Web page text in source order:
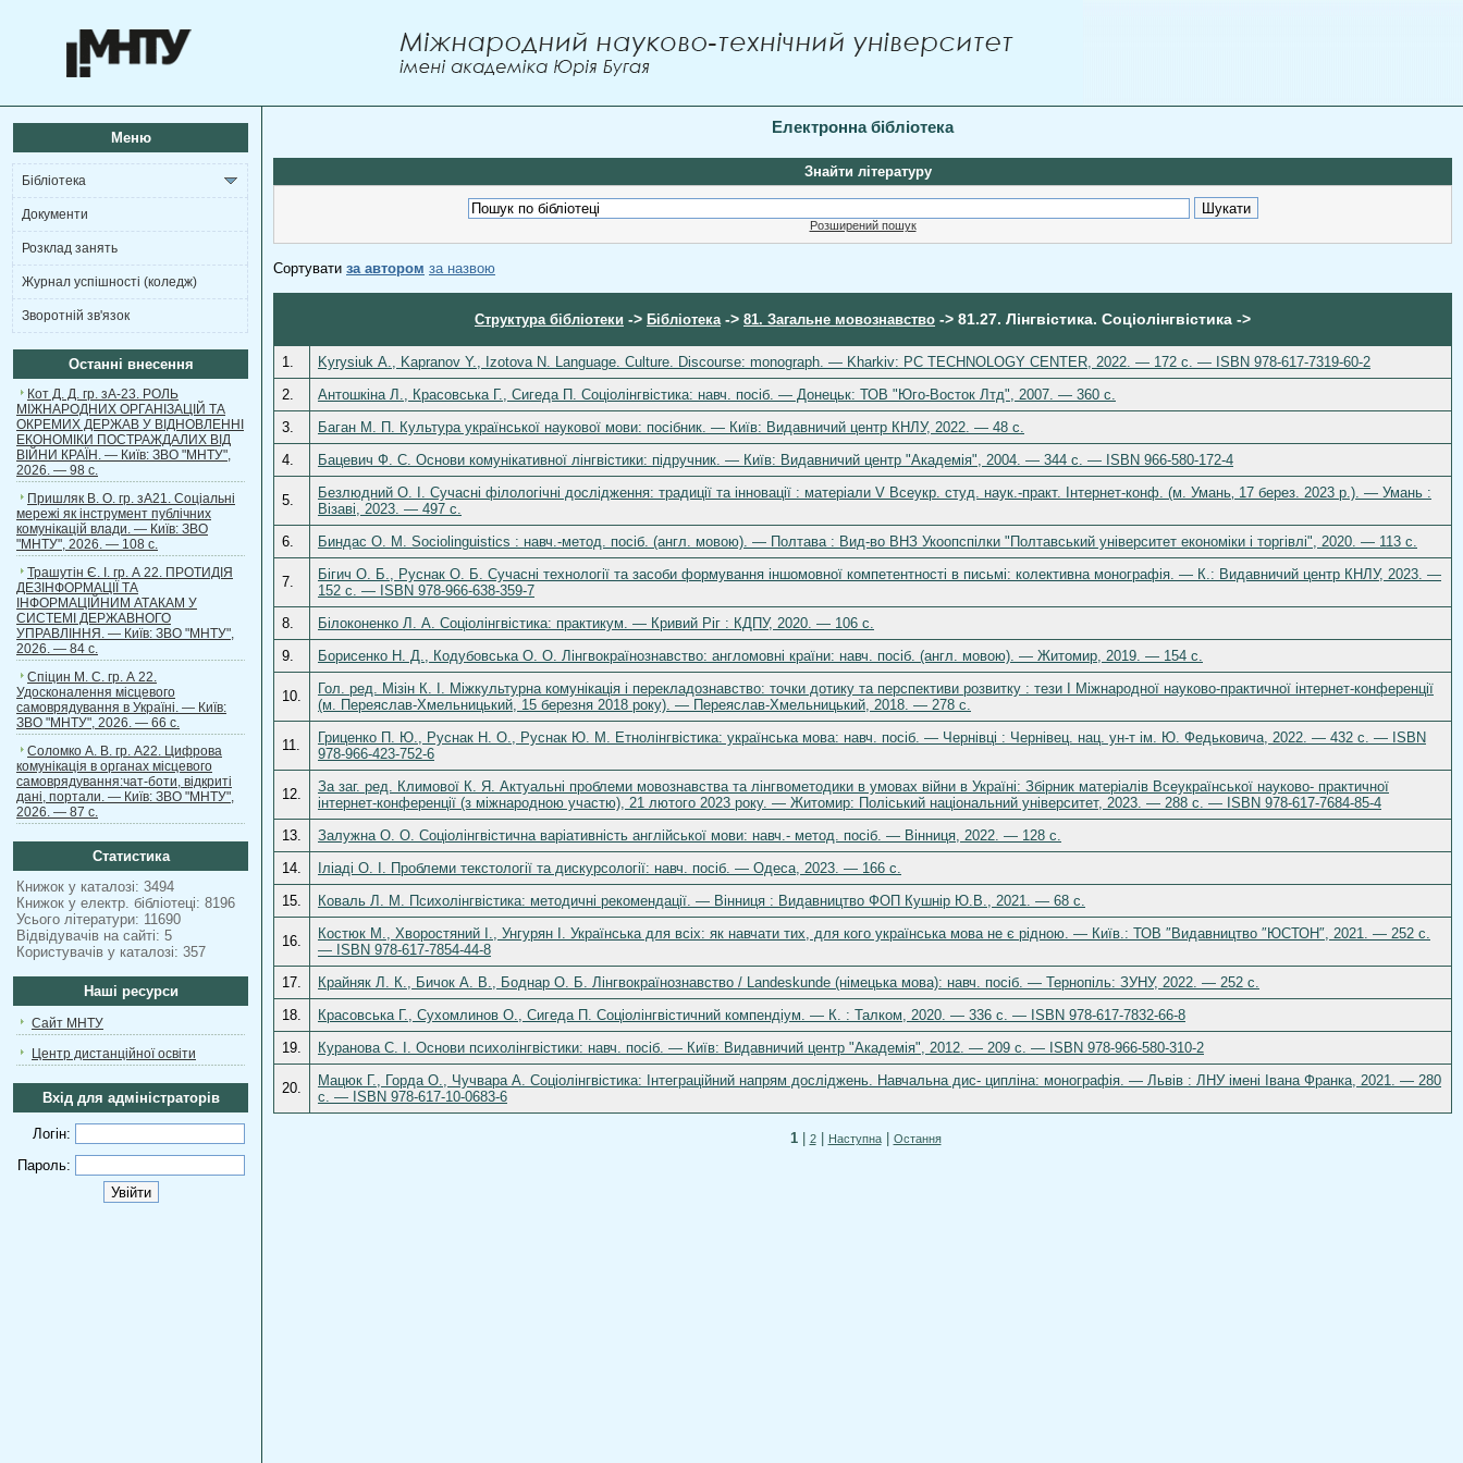
Меню
Бібліотека
Документи
Розклад занять
Журнал успішності (коледж)
Зворотній зв'язок
Останні внесення
Кот Д. Д. гр. зА-23. РОЛЬ
МІЖНАРОДНИХ ОРГАНІЗАЦІЙ ТА
ОКРЕМИХ ДЕРЖАВ У ВІДНОВЛЕННІ
ЕКОНОМІКИ ПОСТРАЖДАЛИХ ВІД
ВІЙНИ КРАЇН. — Київ: ЗВО "МНТУ",
2026. — 98 с.
Пришляк В. О. гр. зА21. Соціальні
мережі як інструмент публічних
комунікацій влади. — Київ: ЗВО
"МНТУ", 2026. — 108 с.
Трашутін Є. І. гр. А 22. ПРОТИДІЯ
ДЕЗІНФОРМАЦІЇ ТА
ІНФОРМАЦІЙНИМ АТАКАМ У
СИСТЕМІ ДЕРЖАВНОГО
УПРАВЛІННЯ. — Київ: ЗВО "МНТУ",
2026. — 84 с.
Спіцин М. С. гр. А 22.
Удосконалення місцевого
самоврядування в Україні. — Київ:
ЗВО "МНТУ", 2026. — 66 с.
Соломко А. В. гр. А22. Цифрова
комунікація в органах місцевого
самоврядування:чат-боти, відкриті
дані, портали. — Київ: ЗВО "МНТУ",
2026. — 87 с.
Статистика
Книжок у каталозі: 3494
Книжок у електр. бібліотеці: 8196
Усього літератури: 11690
Відвідувачів на сайті: 5
Користувачів у каталозі: 357
Наші ресурси
Сайт МНТУ
Центр дистанційної освіти
Вхід для адміністраторів
Логін:
Пароль:
Електронна бібліотека
Знайти літературу
Розширений пошук
Сортувати за автором за назвою
Структура бібліотеки -> Бібліотека -> 81. Загальне мовознавство -> 81.27. Лінгвістика. Соціолінгвістика ->
1.
Kyrysiuk А., Kapranov Y., Izotova N. Language. Culture. Discourse: monograph. — Kharkiv: PC TECHNOLOGY CENTER, 2022. — 172 с. — ISBN 978-617-7319-60-2
2.
Антошкіна Л., Красовська Г., Сигеда П. Соціолінгвістика: навч. посіб. — Донецьк: ТОВ "Юго-Восток Лтд", 2007. — 360 с.
3.
Баган М. П. Культура української наукової мови: посібник. — Київ: Видавничий центр КНЛУ, 2022. — 48 с.
4.
Бацевич Ф. С. Основи комунікативної лінгвістики: підручник. — Київ: Видавничий центр "Академія", 2004. — 344 с. — ISBN 966-580-172-4
5.
Безлюдний О. І. Сучасні філологічні дослідження: традиції та інновації : матеріали V Всеукр. студ. наук.-практ. Інтернет-конф. (м. Умань‚ 17 берез. 2023 р.). — Умань :
Візаві, 2023. — 497 c.
6.
Биндас О. М. Sociolinguistics : навч.-метод. посіб. (англ. мовою). — Полтава : Вид-во ВНЗ Укоопспілки "Полтавський університет економіки і торгівлі", 2020. — 113 с.
7.
Бігич О. Б., Руснак О. Б. Сучасні технології та засоби формування іншомовної компетентності в письмі: колективна монографія. — К.: Видавничий центр КНЛУ, 2023. —
152 с. — ISBN 978-966-638-359-7
8.
Білоконенко Л. А. Соціолінгвістика: практикум. — Кривий Ріг : КДПУ, 2020. — 106 с.
9.
Борисенко Н. Д., Кодубовська О. О. Лінгвокраїнознавство: англомовні країни: навч. посіб. (англ. мовою). — Житомир, 2019. — 154 с.
10.
Гол. ред. Мізін К. І. Міжкультурна комунікація і перекладознавство: точки дотику та перспективи розвитку : тези І Міжнародної науково-практичної інтернет-конференції
(м. Переяслав-Хмельницький, 15 березня 2018 року). — Переяслав-Хмельницький, 2018. — 278 с.
11.
Гриценко П. Ю., Руснак Н. О., Руснак Ю. М. Етнолінгвістика: українська мова: навч. посіб. — Чернівці : Чернівец. нац. ун-т ім. Ю. Федьковича, 2022. — 432 с. — ISBN
978-966-423-752-6
12.
За заг. ред. Климової К. Я. Актуальні проблеми мовознавства та лінгвометодики в умовах війни в Україні: Збірник матеріалів Всеукраїнської науково- практичної
інтернет-конференції (з міжнародною участю), 21 лютого 2023 року. — Житомир: Поліський національний університет, 2023. — 288 с. — ISBN 978-617-7684-85-4
13.
Залужна О. О. Соціолінгвістична варіативність англійської мови: навч.- метод. посіб. — Вінниця, 2022. — 128 с.
14.
Іліаді О. І. Проблеми текстології та дискурсології: навч. посіб. — Одеса, 2023. — 166 с.
15.
Коваль Л. М. Психолінгвістика: методичні рекомендації. — Вінниця : Видавництво ФОП Кушнір Ю.В., 2021. — 68 c.
16.
Костюк М., Хворостяний І., Унгурян І. Українська для всіх: як навчати тих, для кого українська мова не є рідною. — Київ.: ТОВ ″Видавництво ″ЮСТОН″, 2021. — 252 с.
— ISBN 978-617-7854-44-8
17.
Крайняк Л. К., Бичок А. В., Боднар О. Б. Лінгвокраїнознавство / Landeskunde (німецька мова): навч. посіб. — Тернопіль: ЗУНУ, 2022. — 252 с.
18.
Красовська Г., Сухомлинов О., Сигеда П. Соціолінгвістичний компендіум. — К. : Талком, 2020. — 336 с. — ISBN 978-617-7832-66-8
19.
Куранова С. І. Основи психолінгвістики: навч. посіб. — Київ: Видавничий центр "Академія", 2012. — 209 с. — ISBN 978-966-580-310-2
20.
Мацюк Г., Горда О., Чучвара А. Соціолінгвістика: Інтеграційний напрям досліджень. Навчальна дис- ципліна: монографія. — Львів : ЛНУ імені Івана Франка, 2021. — 280
с. — ISBN 978-617-10-0683-6
1| 2| Наступна| Остання